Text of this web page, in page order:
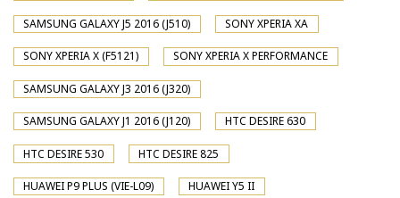
SAMSUNG GALAXY J5 2016 (J510) SONY XPERIA XA
SONY XPERIA X (F5121) SONY XPERIA X PERFORMANCE
SAMSUNG GALAXY J3 2016 (J320)
SAMSUNG GALAXY J1 2016 (J120) HTC DESIRE 630
HTC DESIRE 530 HTC DESIRE 825
HUAWEI P9 PLUS (VIE-L09) HUAWEI Y5 II